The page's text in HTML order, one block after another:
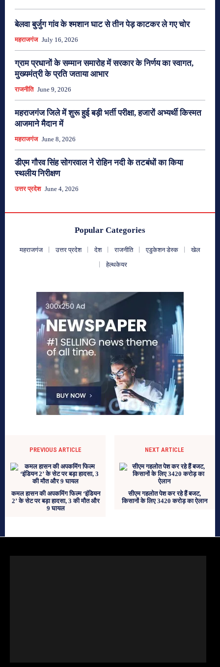
बेलवा बुर्जुग गांव के श्मशान घाट से तीन पेड़ काटकर ले गए चोर
महराजगंज July 16, 2026
ग्राम प्रधानों के सम्मान समारोह में सरकार के निर्णय का स्वागत,
मुख्यमंत्री के प्रति जताया आभार
राजनीति June 9, 2026
महराजगंज जिले में शुरू हुई बड़ी भर्ती परीक्षा, हजारों अभ्यर्थी किस्मत
आजमाने मैदान में
महराजगंज June 8, 2026
डीएम गौरव सिंह सोगरवाल ने रोहिन नदी के तटबंधों का किया
स्थलीय निरीक्षण
उत्तर प्रदेश June 4, 2026
Popular Categories
महराजगंज उत्तर प्रदेश देश राजनीति एडुकेशन डेस्क
खेल
हेल्थकेयर
PREVIOUS ARTICLE
कमल हासन की अपकमिंग फिल्म ‘इंडियन
2’ के सेट पर बड़ा हादसा, 3 की मौत और
9 घायल
NEXT ARTICLE
सीएम गहलोत पेश कर रहे हैं बजट,
किसानों के लिए 3420 करोड़ का ऐलान